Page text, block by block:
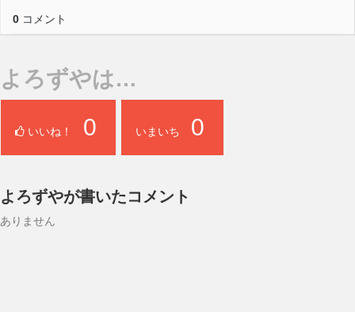
0 コメント
よろずやは…
いいね！ 0 いまいち 0
よろずやが書いたコメント
ありません